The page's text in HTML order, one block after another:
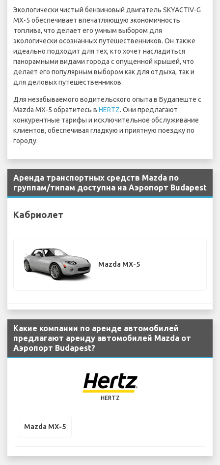
Экологически чистый бензиновый двигатель SKYACTIV-G
MX-5 обеспечивает впечатляющую экономичность
топлива, что делает его умным выбором для
экологически осознанных путешественников. Он также
идеально подходит для тех, кто хочет насладиться
панорамными видами города с опущенной крышей, что
делает его популярным выбором как для отдыха, так и
для деловых путешественников.
Для незабываемого водительского опыта в Будапеште с
Mazda MX-5 обратитесь в HERTZ. Они предлагают
конкурентные тарифы и исключительное обслуживание
клиентов, обеспечивая гладкую и приятную поездку по
городу.
Аренда транспортных средств Mazda по
группам/типам доступна на Аэропорт Budapest
Кабриолет
Mazda MX-5
Какие компании по аренде автомобилей
предлагают аренду автомобилей Mazda от
Аэропорт Budapest?
HERTZ
Mazda MX-5